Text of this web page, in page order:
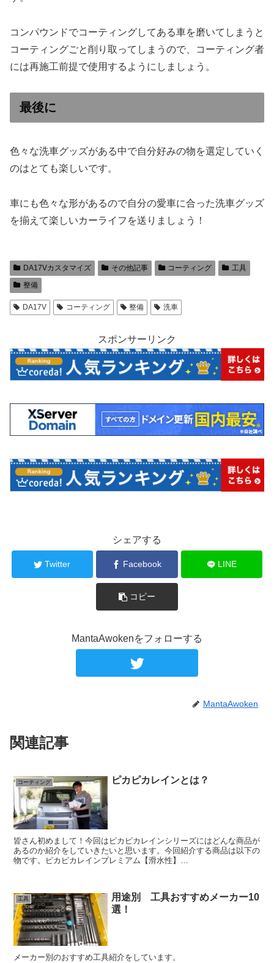
コンパウンドでコーティングしてある車を磨いてしまうと
コーティングごと削り取ってしまうので、コーティング者
には再施工前提で使用するようにしましょう。
最後に
色々な洗車グッズがある中で自分好みの物を選定していく
のはとても楽しいです。
車にも色々な形があるので自分の愛車に合った洗車グッズ
を揃えて楽しいカーライフを送りましょう！
DA17Vカスタマイズ その他記事 コーティング
工具
整備
DA17V コーティング 整備 洗車
スポンサーリンク
シェアする
Twitter Facebook LINE
コピー
MantaAwokenをフォローする
MantaAwoken
関連記事
コーティング ピカピカレインとは？
皆さん初めまして！今回はピカピカレインシリーズにはどんな商品が
あるのか紹介をしていきたいと思います。今回紹介する商品は以下の
物です。ピカピカレインプレミアム【滑水性】
工具
用途別 工具おすすめメーカー10
選！
メーカー別のおすすめ工具紹介をしています。